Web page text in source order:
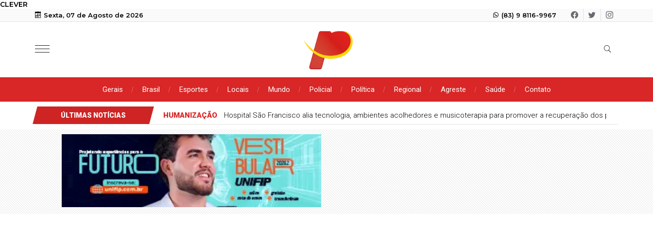
CLEVER
Sexta, 07 de Agosto de 2026 (83) 9 8116-9967
Gerais Brasil Esportes Locais Mundo Policial Política Regional Agreste Saúde Contato
ÚLTIMAS NOTÍCIAS HUMANIZAÇÃO Hospital São Francisco alia tecnologia, ambientes acolhedores e musicoterapia para promover a recuperação dos pacientes